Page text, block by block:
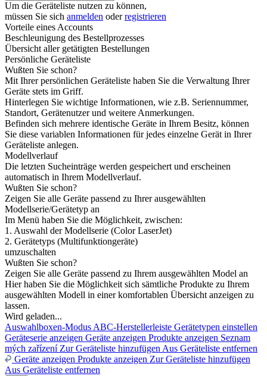
Um die Geräteliste nutzen zu können,
müssen Sie sich anmelden oderregistrieren
Vorteile eines Accounts
Beschleunigung des Bestellprozesses
Übersicht aller getätigten Bestellungen
Persönliche Geräteliste
Wußten Sie schon?
Mit Ihrer persönlichen Geräteliste haben Sie die Verwaltung Ihrer
Geräte stets im Griff.
Hinterlegen Sie wichtige Informationen, wie z.B. Seriennummer,
Standort, Gerätenutzer und weitere Anmerkungen.
Befinden sich mehrere identische Geräte in Ihrem Besitz, können
Sie diese variablen Informationen für jedes einzelne Gerät in Ihrer
Geräteliste anlegen.
Modellverlauf
Die letzten Sucheinträge werden gespeichert und erscheinen
automatisch in Ihrem Modellverlauf.
Wußten Sie schon?
Zeigen Sie alle Geräte passend zu Ihrer ausgewählten
Modellserie/Gerätetyp an
Im Menü haben Sie die Möglichkeit, zwischen:
1. Auswahl der Modellserie (Color LaserJet)
2. Gerätetyps (Multifunktiongeräte)
umzuschalten
Wußten Sie schon?
Zeigen Sie alle Geräte passend zu Ihrem ausgewählten Model an
Hier haben Sie die Möglichkeit sich sämtliche Produkte zu Ihrem
ausgewählten Modell in einer komfortablen Übersicht anzeigen zu
lassen.
Wird geladen...
Auswahlboxen-ModusABC-Herstellerleiste Gerätetypen einstellen
Geräteserie anzeigen Geräte anzeigen Produkte anzeigen Seznam
mých zařízeníZur Geräteliste hinzufügenAus Geräteliste entfernen
Geräte anzeigen Produkte anzeigen Zur Geräteliste hinzufügen
Aus Geräteliste entfernen